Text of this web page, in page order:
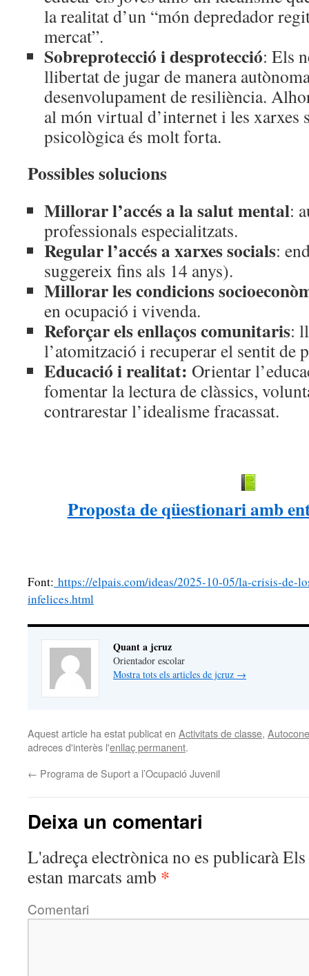
la realitat d’un “món depredador
mercat”.
Sobreprotecció i desprotecció: Els
llibertat de jugar de manera
desenvolupament de resiliència.
al món virtual d’internet i les xarxes
psicològica és molt forta.
Possibles solucions
Millorar l’accés a la salut mental:
professionals especialitzats.
Regular l’accés a xarxes socials:
suggereix fins als 14 anys).
Millorar les condicions
en ocupació i vivenda.
Reforçar els enllaços comunitaris:
l’atomització i recuperar el sentit de
Educació i realitat: Orientar
fomentar la lectura de clàssics,
contrarestar l’idealisme fracassat.
Proposta de qüestionari amb
Font: https://elpais.com/ideas/2025-10-05/la-crisis-de-
infelices.html
Quant a jcruz
Orientador escolar
Mostra tots els articles de jcruz →
Aquest article ha estat publicat en Activitats de classe,
adreces d'interès l'enllaç permanent.
← Programa de Suport a l’Ocupació Juvenil
Deixa un comentari
L'adreça electrònica no es publicaràEls
estan marcats amb *
Comentari